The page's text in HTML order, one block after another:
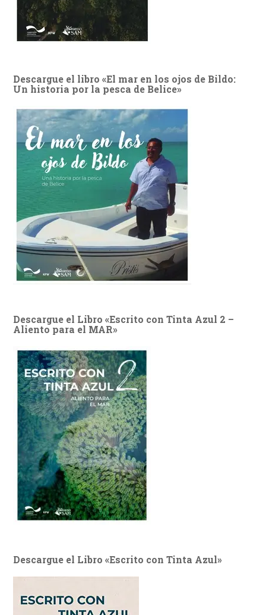
Descargue el libro «El mar en los ojos de Bildo:
Un historia por la pesca de Belice»
Descargue el Libro «Escrito con Tinta Azul 2 –
Aliento para el MAR»
Descargue el Libro «Escrito con Tinta Azul»